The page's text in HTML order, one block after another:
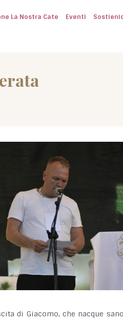
La Nostra Cate Eventi
di Giacomo, che nacque